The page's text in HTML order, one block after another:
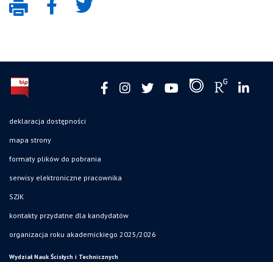
deklaracja dostępności
mapa strony
formaty plików do pobrania
serwisy elektroniczne pracownika
SZJK
kontakty przydatne dla kandydatów
organizacja roku akademickiego 2025/2026
Wydział Nauk Ścisłych i Technicznych